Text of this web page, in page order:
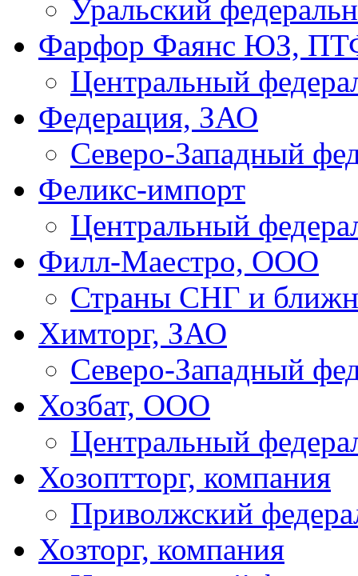
Уральский
Фарфор Фаянс ЮЗ,
Центральный
Федерация, ЗАО
Северо-Западный
Феликс-импорт
Центральный
Филл-Маестро, ООО
Страны СНГ и
Химторг, ЗАО
Северо-Западный
Хозбат, ООО
Центральный
Хозоптторг, компания
Приволжский
Хозторг, компания